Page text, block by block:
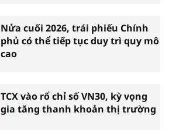
Nửa cuối 2026, trái phiếu Chính
phủ có thể tiếp tục duy trì quy mô
cao
TCX vào rổ chỉ số VN30, kỳ vọng
gia tăng thanh khoản thị trường